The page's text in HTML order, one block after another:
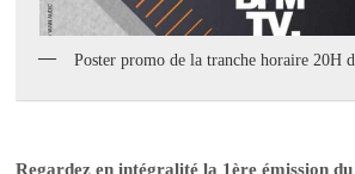
Poster promo de la tranche horaire 20H
Regardez en intégralité la 1ère émission